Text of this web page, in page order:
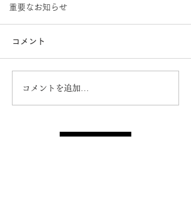
重要なお知らせ
【廃番案内】
製造中止とさせていただくこ
容赦賜ります様、宜しくお願
い申し上げます。 【今回廃
／ スペリオットRMA/無洗浄
コメント
コメントを追加…